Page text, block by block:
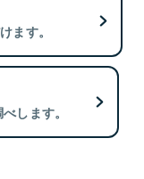
ます。
します。